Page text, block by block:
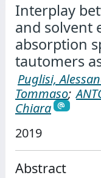
Interplay
and solvent
absorption
tautomers
Puglisi,
Tommaso;
Chiara
2019
Abstract